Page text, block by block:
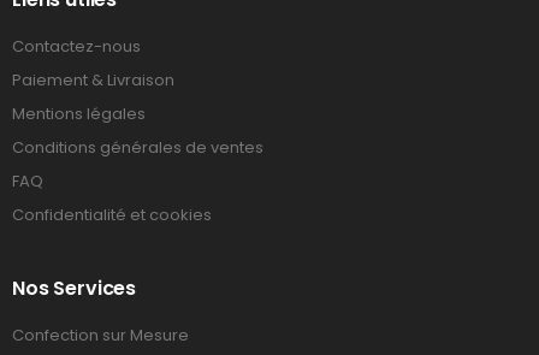
Contactez-nous
Paiement & Livraison
Mentions légales
Conditions générales de ventes
FAQ
Confidentialité et cookies
Nos Services
Confection sur Mesure